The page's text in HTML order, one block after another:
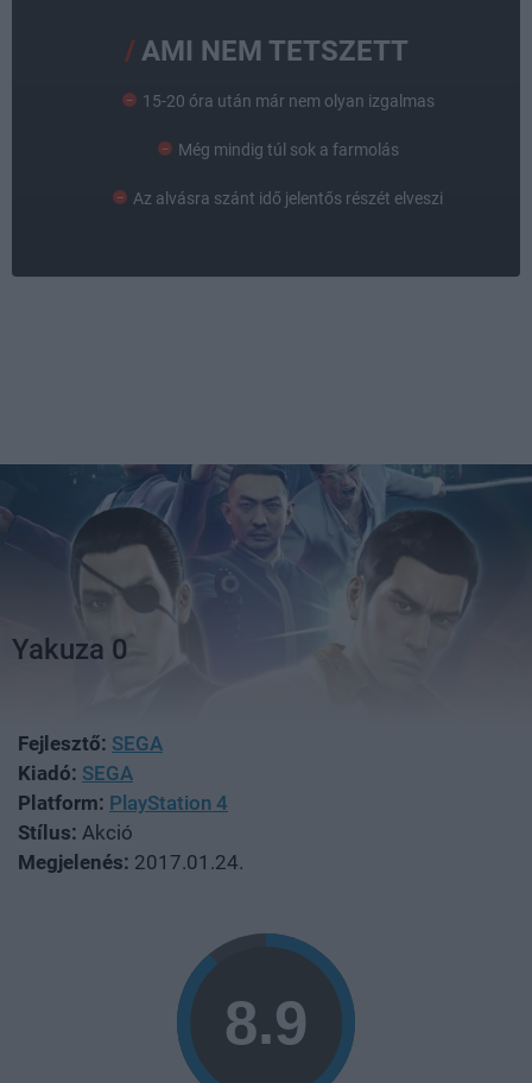
AMI NEM TETSZETT
15-20 óra után már nem olyan izgalmas
Még mindig túl sok a farmolás
Az alvásra szánt idő jelentős részét elveszi
Yakuza 0
Fejlesztő: SEGA
Kiadó: SEGA
Platform: PlayStation 4
Stílus: Akció
Megjelenés: 2017.01.24.